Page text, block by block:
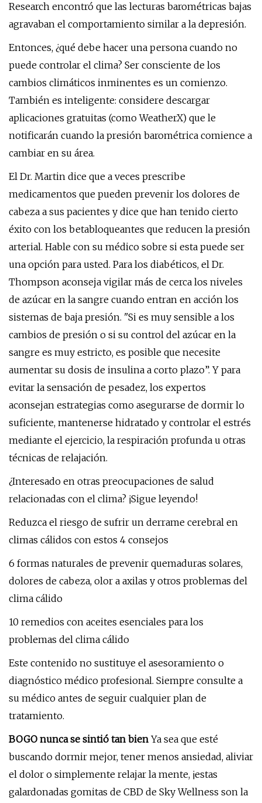
Research encontró que las lecturas barométricas bajas
agravaban el comportamiento similar a la depresión.
Entonces, ¿qué debe hacer una persona cuando no
puede controlar el clima? Ser consciente de los
cambios climáticos inminentes es un comienzo.
También es inteligente: considere descargar
aplicaciones gratuitas (como WeatherX) que le
notificarán cuando la presión barométrica comience a
cambiar en su área.
El Dr. Martin dice que a veces prescribe
medicamentos que pueden prevenir los dolores de
cabeza a sus pacientes y dice que han tenido cierto
éxito con los betabloqueantes que reducen la presión
arterial. Hable con su médico sobre si esta puede ser
una opción para usted. Para los diabéticos, el Dr.
Thompson aconseja vigilar más de cerca los niveles
de azúcar en la sangre cuando entran en acción los
sistemas de baja presión. "Si es muy sensible a los
cambios de presión o si su control del azúcar en la
sangre es muy estricto, es posible que necesite
aumentar su dosis de insulina a corto plazo”. Y para
evitar la sensación de pesadez, los expertos
aconsejan estrategias como asegurarse de dormir lo
suficiente, mantenerse hidratado y controlar el estrés
mediante el ejercicio, la respiración profunda u otras
técnicas de relajación.
¿Interesado en otras preocupaciones de salud
relacionadas con el clima? ¡Sigue leyendo!
Reduzca el riesgo de sufrir un derrame cerebral en
climas cálidos con estos 4 consejos
6 formas naturales de prevenir quemaduras solares,
dolores de cabeza, olor a axilas y otros problemas del
clima cálido
10 remedios con aceites esenciales para los
problemas del clima cálido
Este contenido no sustituye el asesoramiento o
diagnóstico médico profesional. Siempre consulte a
su médico antes de seguir cualquier plan de
tratamiento.
BOGO nunca se sintió tan bien Ya sea que esté
buscando dormir mejor, tener menos ansiedad, aliviar
el dolor o simplemente relajar la mente, ¡estas
galardonadas gomitas de CBD de Sky Wellness son la